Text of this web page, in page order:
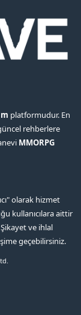
platformudur. En
rehberlere
MMORPG
olarak hizmet
kullanıcılara aittir
ve ihlal
geçebilirsiniz.